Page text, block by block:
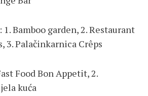
Bamboo garden, 2. Restaurant
3. Palačinkarnica Crêps
Food Bon Appetit, 2.
kuća